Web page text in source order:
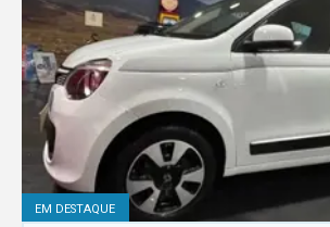
EM DESTAQUE